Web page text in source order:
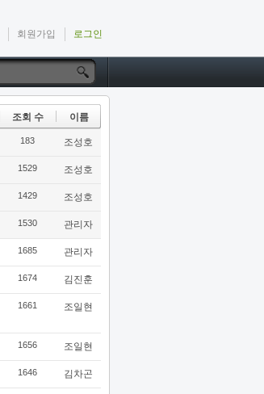
회원가입 로그인
조회 수 이름
183 조성호
1529 조성호
1429 조성호
1530 관리자
1685 관리자
1674 김진훈
1661 조일현
1656 조일현
1646 김차곤